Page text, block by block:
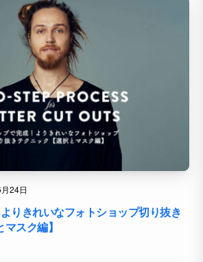
24日
りきれいなフォトショップ切り抜き
スク編】